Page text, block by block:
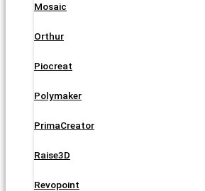
Mosaic
Orthur
Piocreat
Polymaker
PrimaCreator
Raise3D
Revopoint